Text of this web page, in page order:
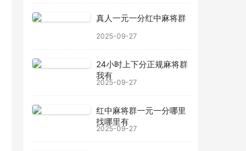
真人一元一分红中麻将群
2025-09-27
24小时上下分正规麻将群
我有
2025-09-27
红中麻将群一元一分哪里
找哪里有
2025-09-27